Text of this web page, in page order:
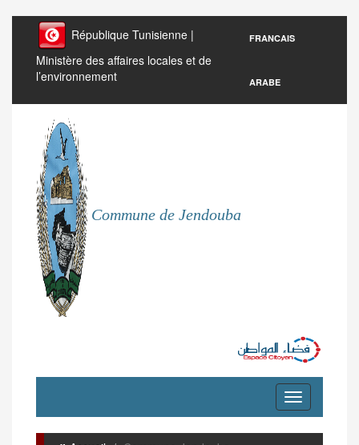
République Tunisienne |
Ministère des affaires locales et de
l’environnement
FRANCAIS
ARABE
Commune de Jendouba